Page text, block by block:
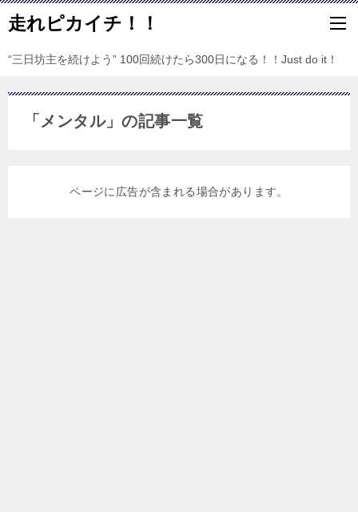
走れピカイチ！！
“三日坊主を続けよう” 100回続けたら300日になる！！Just do it！
「メンタル」の記事一覧
ページに広告が含まれる場合があります。